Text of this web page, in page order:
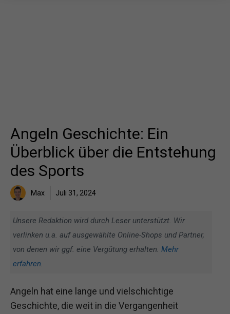
Angeln Geschichte: Ein
Überblick über die Entstehung
des Sports
Max Juli 31, 2024
Unsere Redaktion wird durch Leser unterstützt. Wir
verlinken u.a. auf ausgewählte Online-Shops und Partner,
von denen wir ggf. eine Vergütung erhalten. Mehr
erfahren.
Angeln hat eine lange und vielschichtige
Geschichte, die weit in die Vergangenheit